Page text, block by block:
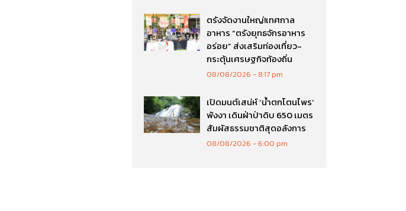
ตรังจัดงานใหญ่!เทศกาล
อาหาร “ตรังยุทธจักรอาหาร
อร่อย” ส่งเสริมท่องเที่ยว-
กระตุ้นเศรษฐกิจท้องถิ่น
08/08/2026 8:17 pm
เปิดมนต์เสน่ห์ ‘น้ำตกโตนไพร’
พังงา เดินฝ่าป่าดิบ 650 เมตร
สัมผัสธรรมชาติสุดอลังการ
08/08/2026 6:00 pm